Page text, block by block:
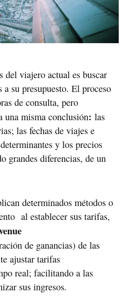
del viajero actual es buscar
su presupuesto. El proceso
de consulta, pero
una misma conclusión: las
las fechas de viajes e
y los precios
grandes diferencias, de un
determinados métodos o
al establecer sus tarifas,
de ganancias) de las
ajustar tarifas
real; facilitando a las
sus ingresos.